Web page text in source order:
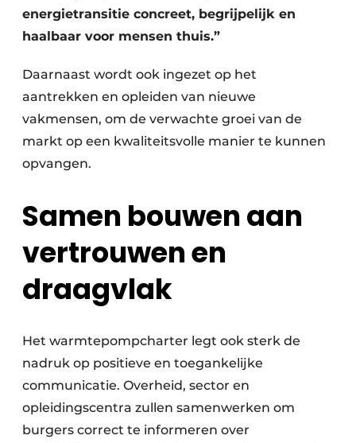
energietransitie concreet, begrijpelijk en
haalbaar voor mensen thuis.”
Daarnaast wordt ook ingezet op het
aantrekken en opleiden van nieuwe
vakmensen, om de verwachte groei van de
markt op een kwaliteitsvolle manier te kunnen
opvangen.
Samen bouwen aan
vertrouwen en
draagvlak
Het warmtepompcharter legt ook sterk de
nadruk op positieve en toegankelijke
communicatie. Overheid, sector en
opleidingscentra zullen samenwerken om
burgers correct te informeren over